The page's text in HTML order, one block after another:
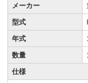
メーカー
型式
年式
数量
仕様